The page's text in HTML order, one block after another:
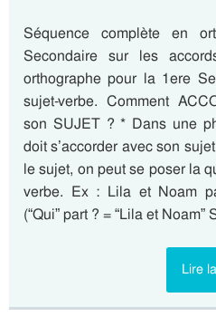
Séquence complète en
Secondaire sur les
orthographe pour la 1ere
sujet-verbe. Comment
son SUJET ? * Dans une
doit s’accorder avec son
le sujet, on peut se poser la
verbe. Ex : Lila et Noam
(“Qui” part ? = “Lila et
Lire